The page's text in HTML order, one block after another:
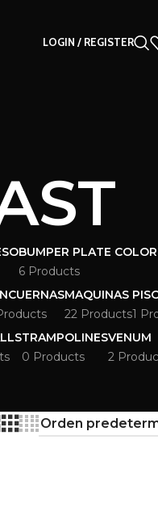
LOGIN / REGISTER
BUMPER PLATE COLOR
6 Products
MAQUINAS
22 Products1
TRAMPOLINES
0 Products
VENUM
2